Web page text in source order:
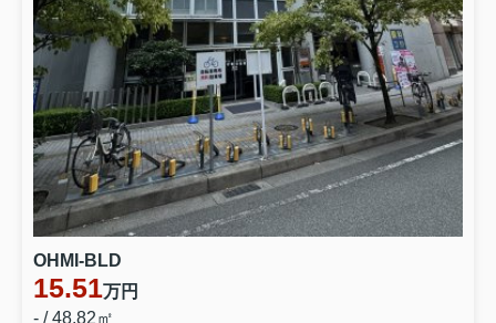
OHMI-BLD
15.51万円
- / 48.82㎡